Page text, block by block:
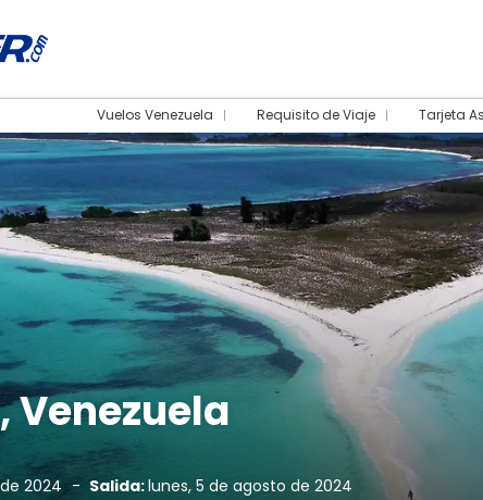
Vuelos Venezuela Requisito de Viaje Tarjeta
Venezuela
2024 - Salida:lunes, 5 de agosto de 2024